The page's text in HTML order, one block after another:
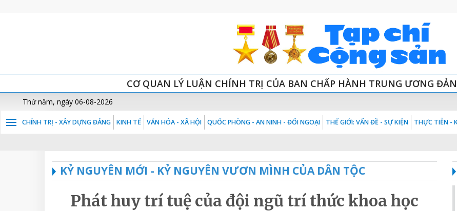
CƠ QUAN LÝ LUẬN CHÍNH TRỊ CỦA BAN CHẤP HÀNH TRUNG ƯƠNG
Thứ năm, ngày 06-08-2026
CHÍNH TRỊ - XÂY DỰNG ĐẢNG KINH TẾ VĂN HÓA - XÃ HỘI QUỐC PHÒNG - AN NINH - ĐỐI NGOẠI THẾ GIỚI: VẤN ĐỀ - SỰ KIỆN THỰC TIỄN -
KỶ NGUYÊN MỚI - KỶ NGUYÊN VƯƠN MÌNH CỦA DÂN TỘC
Phát huy trí tuệ của đội ngũ trí thức khoa học